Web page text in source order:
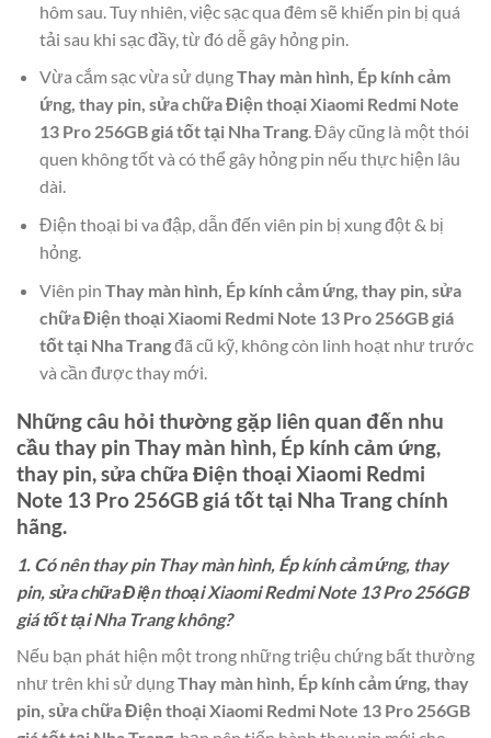
hôm sau. Tuy nhiên, việc sạc qua đêm sẽ khiến pin bị quá
tải sau khi sạc đầy, từ đó dễ gây hỏng pin.
Vừa cắm sạc vừa sử dụngThay màn hình, Ép kính cảm
ứng, thay pin, sửa chữa Điện thoại Xiaomi Redmi Note
13 Pro 256GB giá tốt tại Nha Trang. Đây cũng là một thói
quen không tốt và có thể gây hỏng pin nếu thực hiện lâu
dài.
Điện thoại bi va đập, dẫn đến viên pin bị xung đột & bị
hỏng.
Viên pin Thay màn hình, Ép kính cảm ứng, thay pin, sửa
chữa Điện thoại Xiaomi Redmi Note 13 Pro 256GB giá
tốt tại Nha Trangđã cũ kỹ, không còn linh hoạt như trước
và cần được thay mới.
Những câu hỏi thường gặp liên quan đến nhu
cầu thay pin Thay màn hình, Ép kính cảm ứng,
thay pin, sửa chữa Điện thoại Xiaomi Redmi
Note 13 Pro 256GB giá tốt tại Nha Trangchính
hãng.
1. Có nên thay pin Thay màn hình, Ép kính cảm ứng, thay
pin, sửa chữa Điện thoại Xiaomi Redmi Note 13 Pro 256GB
giá tốt tại Nha Trang không?
Nếu bạn phát hiện một trong những triệu chứng bất thường
như trên khi sử dụngThay màn hình, Ép kính cảm ứng, thay
pin, sửa chữa Điện thoại Xiaomi Redmi Note 13 Pro 256GB